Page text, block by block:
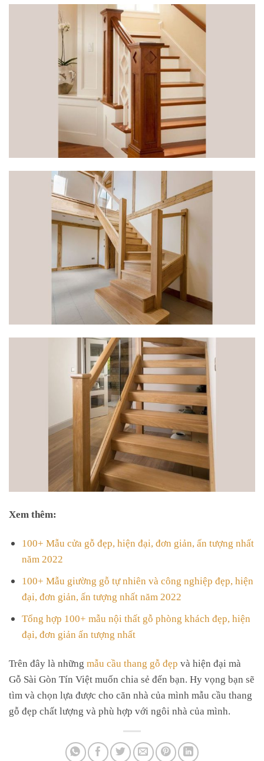
Xem thêm:
100+ Mẫu cửa gỗ đẹp, hiện đại, đơn giản, ấn tượng nhất
năm 2022
100+ Mẫu giường gỗ tự nhiên và công nghiệp đẹp, hiện
đại, đơn giản, ấn tượng nhất năm 2022
Tổng hợp 100+ mẫu nội thất gỗ phòng khách đẹp, hiện
đại, đơn giản ấn tượng nhất
Trên đây là những mẫu cầu thang gỗ đẹp và hiện đại mà
Gỗ Sài Gòn Tín Việt muốn chia sẻ đến bạn. Hy vọng bạn sẽ
tìm và chọn lựa được cho căn nhà của mình mẫu cầu thang
gỗ đẹp chất lượng và phù hợp với ngôi nhà của mình.